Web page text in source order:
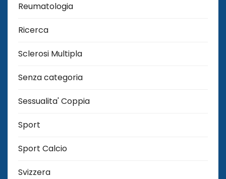
Reumatologia
Ricerca
Sclerosi Multipla
Senza categoria
Sessualita' Coppia
Sport
Sport Calcio
Svizzera